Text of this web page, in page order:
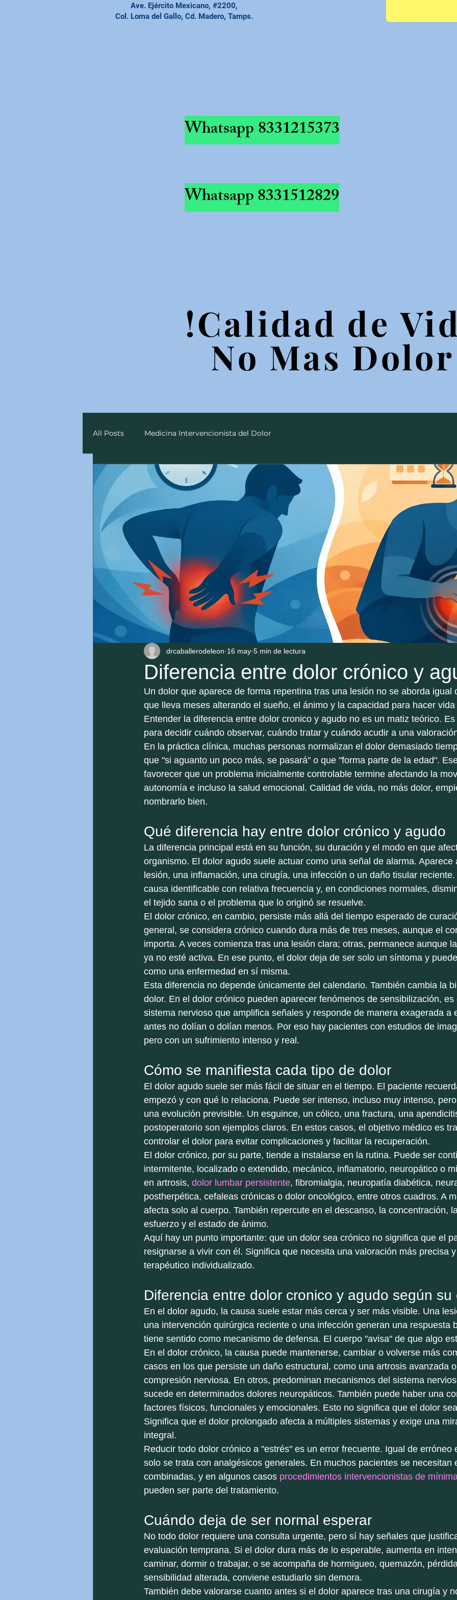
Ave. Ejército Mexicano, #2200,
Col. Loma del Gallo, Cd. Madero, Tamps.
Whatsapp8331215373
Whatsapp8331512829
!Calidad de
No Mas
!Calidad de
No Mas
All Posts Medicina Intervencionista del Dolor
Diferencia entre dolor crónico y
drcaballerodeleon 16 may 5 min de lectura
Un dolor que aparece de forma repentina tras una lesión no se aborda
que lleva meses alterando el sueño, el ánimo y la capacidad para hacer
Entender la diferencia entre dolor cronico y agudo no es un matiz teórico.
para decidir cuándo observar, cuándo tratar y cuándo acudir a una
En la práctica clínica, muchas personas normalizan el dolor demasiado
que "si aguanto un poco más, se pasará" o que "forma parte de la edad".
favorecer que un problema inicialmente controlable termine afectando la
autonomía e incluso la salud emocional. Calidad de vida, no más dolor,
nombrarlo bien.
Qué diferencia hay entre dolor crónico y agudo
La diferencia principal está en su función, su duración y el modo en que
organismo. El dolor agudo suele actuar como una señal de alarma.
lesión, una inflamación, una cirugía, una infección o un daño tisular
causa identificable con relativa frecuencia y, en condiciones normales,
el tejido sana o el problema que lo originó se resuelve.
El dolor crónico, en cambio, persiste más allá del tiempo esperado de
general, se considera crónico cuando dura más de tres meses, aunque el
importa. A veces comienza tras una lesión clara; otras, permanece aunque
ya no esté activa. En ese punto, el dolor deja de ser solo un síntoma y
como una enfermedad en sí misma.
Esta diferencia no depende únicamente del calendario. También cambia la
dolor. En el dolor crónico pueden aparecer fenómenos de sensibilización,
sistema nervioso que amplifica señales y responde de manera exagerada a
antes no dolían o dolían menos. Por eso hay pacientes con estudios de
pero con un sufrimiento intenso y real.
Cómo se manifiesta cada tipo de dolor
El dolor agudo suele ser más fácil de situar en el tiempo. El paciente
empezó y con qué lo relaciona. Puede ser intenso, incluso muy intenso,
una evolución previsible. Un esguince, un cólico, una fractura, una
postoperatorio son ejemplos claros. En estos casos, el objetivo médico es
controlar el dolor para evitar complicaciones y facilitar la recuperación.
El dolor crónico, por su parte, tiende a instalarse en la rutina. Puede ser
intermitente, localizado o extendido, mecánico, inflamatorio, neuropático o
en artrosis, dolor lumbar persistente, fibromialgia, neuropatía diabética,
postherpética, cefaleas crónicas o dolor oncológico, entre otros cuadros. A
afecta solo al cuerpo. También repercute en el descanso, la concentración,
esfuerzo y el estado de ánimo.
Aquí hay un punto importante: que un dolor sea crónico no significa que el
resignarse a vivir con él. Significa que necesita una valoración más precisa
terapéutico individualizado.
Diferencia entre dolor cronico y agudo según su
En el dolor agudo, la causa suele estar más cerca y ser más visible. Una
una intervención quirúrgica reciente o una infección generan una respuesta
tiene sentido como mecanismo de defensa. El cuerpo "avisa" de que algo
En el dolor crónico, la causa puede mantenerse, cambiar o volverse más
casos en los que persiste un daño estructural, como una artrosis avanzada
compresión nerviosa. En otros, predominan mecanismos del sistema
sucede en determinados dolores neuropáticos. También puede haber una
factores físicos, funcionales y emocionales. Esto no significa que el dolor
Significa que el dolor prolongado afecta a múltiples sistemas y exige una
integral.
Reducir todo dolor crónico a "estrés" es un error frecuente. Igual de
solo se trata con analgésicos generales. En muchos pacientes se necesitan
combinadas, y en algunos casos procedimientos intervencionistas de
pueden ser parte del tratamiento.
Cuándo deja de ser normal esperar
No todo dolor requiere una consulta urgente, pero sí hay señales que
evaluación temprana. Si el dolor dura más de lo esperable, aumenta en
caminar, dormir o trabajar, o se acompaña de hormigueo, quemazón,
sensibilidad alterada, conviene estudiarlo sin demora.
También debe valorarse cuanto antes si el dolor aparece tras una cirugía y